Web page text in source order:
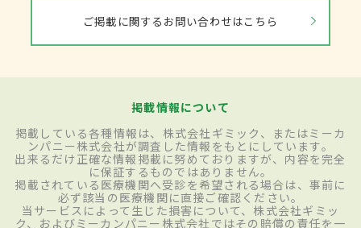
ご掲載に関するお問い合わせはこちら
掲載情報について
掲載している各種情報は、株式会社ギミック、またはミーカ
ンパニー株式会社が調査した情報をもとにしています。
出来るだけ正確な情報掲載に努めておりますが、内容を完全
に保証するものではありません。
掲載されている医療機関へ受診を希望される場合は、事前に
必ず該当の医療機関に直接ご確認ください。
当サービスによって生じた損害について、株式会社ギミッ
ク、およびミーカンパニー株式会社ではその賠償の責任を一